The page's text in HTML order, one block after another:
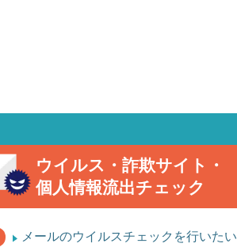
ウイルス・詐欺サイト・
個人情報流出チェック
メールのウイルスチェックを行いたい